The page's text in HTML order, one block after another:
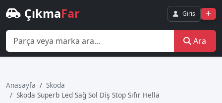
ÇıkmaFar Giriş
Ara
Anasayfa
Skoda
Skoda Superb Led Sağ Sol Diş Stop Sıfır Hella